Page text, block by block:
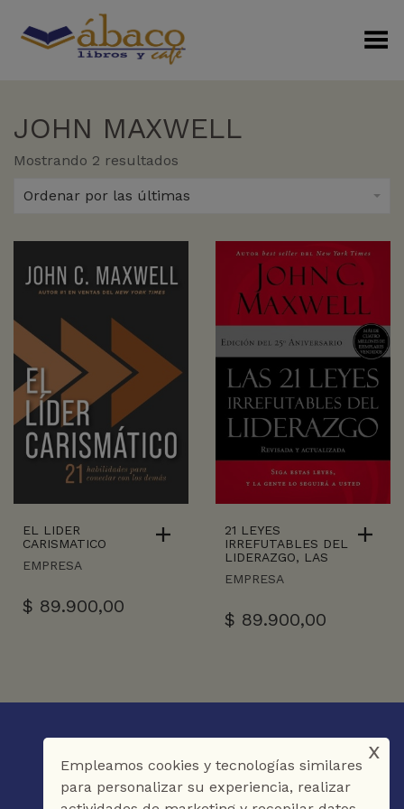
Menú Alterno
JOHN MAXWELL
Mostrando 2 resultados
Ordenar por las últimas
EL LIDER
CARISMATICO
EMPRESA
$ 89.900,00
21 LEYES
IRREFUTABLES DEL
LIDERAZGO, LAS
EMPRESA
$ 89.900,00
Empleamos cookies y tecnologías similares
para personalizar su experiencia, realizar
x